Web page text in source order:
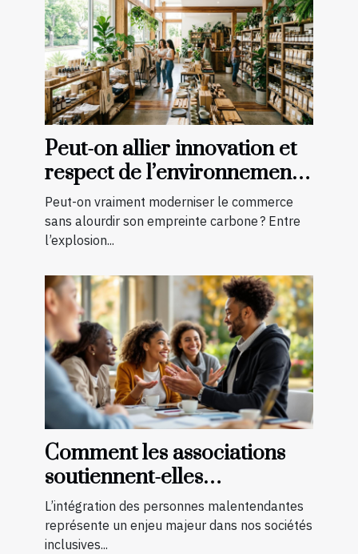
Peut-on allier innovation et
respect de l’environnement
en boutique ?
Peut-on vraiment moderniser le commerce
sans alourdir son empreinte carbone ? Entre
l’explosion...
Comment les associations
soutiennent-elles
l'intégration des
malentendants ?
L’intégration des personnes malentendantes
représente un enjeu majeur dans nos sociétés
inclusives...